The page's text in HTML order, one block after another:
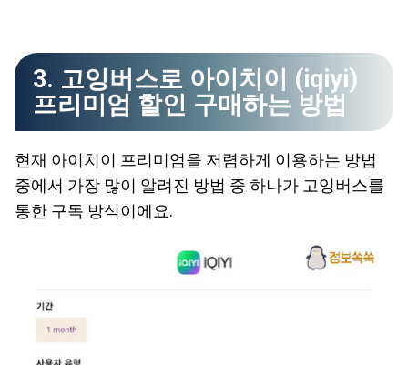
3. 고잉버스로 아이치이 (iqiyi)
프리미엄 할인 구매하는 방법
현재 아이치이 프리미엄을 저렴하게 이용하는 방법
중에서 가장 많이 알려진 방법 중 하나가 고잉버스를
통한 구독 방식이에요.